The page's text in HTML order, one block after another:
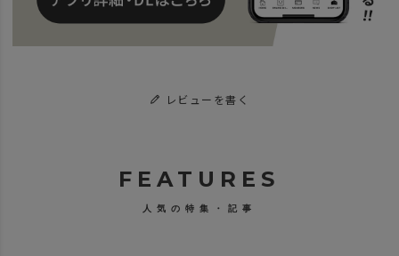
レビューを書く
FEATURES
人気の特集・記事